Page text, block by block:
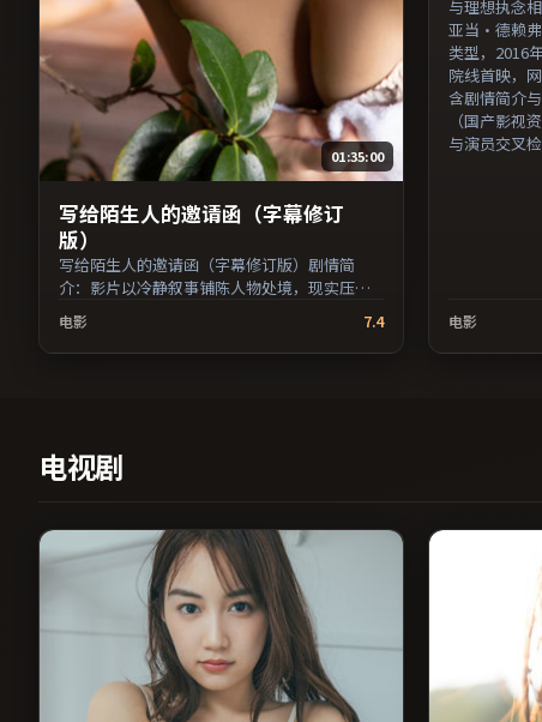
01:35:00
写给陌生人的邀请函（字幕修订
版）
写给陌生人的邀请函（字幕修订版）剧情简
介：影片以冷静叙事铺陈人物处境，现实压力
司、李秉宪、梁朝伟等主演，中国台湾出品，
家庭类型，2024年上映 / 2024年8月1日于中国
电影 7.4
与理想执念
亚当·德赖
类型，2016
院线首映，
含剧情简介
（国产影视
与演员交叉检
电影
电视剧